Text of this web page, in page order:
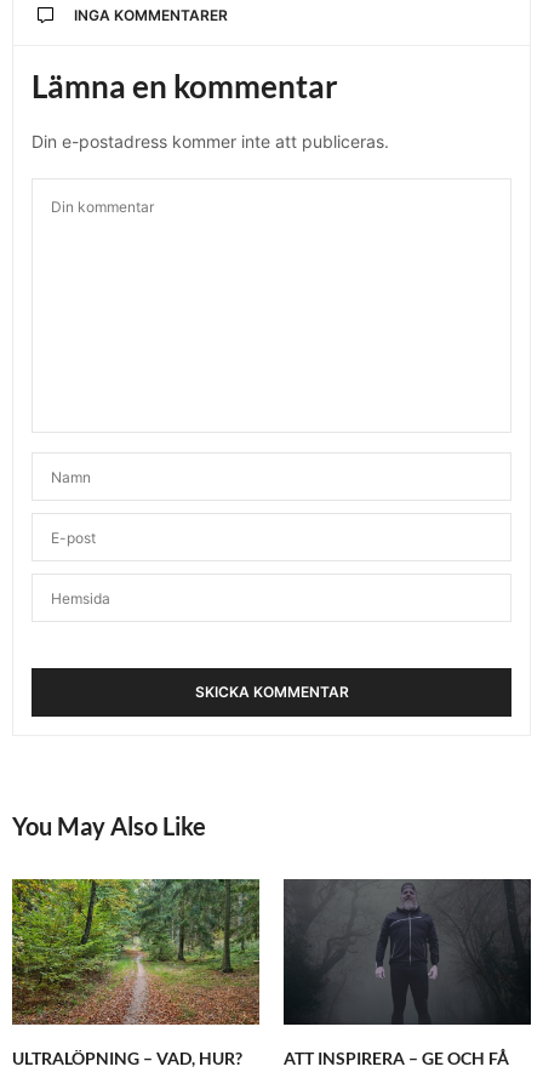
INGA KOMMENTARER
Lämna en kommentar
Din e-postadress kommer inte att publiceras.
You May Also Like
ULTRALÖPNING – VAD, HUR? ATT INSPIRERA – GE OCH FÅ